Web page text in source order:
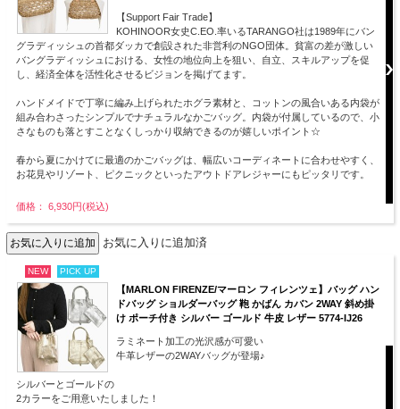
【Support Fair Trade】
KOHINOOR女史C.EO.率いるTARANGO社は1989年にバン
グラディッシュの首都ダッカで創設された非営利のNGO団体。貧富の差が激しい
バングラディッシュにおける、女性の地位向上を狙い、自立、スキルアップを促
し、経済全体を活性化させるビジョンを掲げてます。
ハンドメイドで丁寧に編み上げられたホグラ素材と、コットンの風合いある内袋が
組み合わさったシンプルでナチュラルなかごバッグ。内袋が付属しているので、小
さなものも落とすことなくしっかり収納できるのが嬉しいポイント☆
春から夏にかけてに最適のかごバッグは、幅広いコーディネートに合わせやすく、
お花見やリゾート、ピクニックといったアウトドアレジャーにもピッタリです。
価格： 6,930円(税込)
お気に入りに追加済
NEW PICK UP
【MARLON FIRENZE/マーロン フィレンツェ】バッグ ハン
ドバッグ ショルダーバッグ 鞄 かばん カバン 2WAY 斜め掛
け ポーチ付き シルバー ゴールド 牛皮 レザー 5774-IJ26
ラミネート加工の光沢感が可愛い
牛革レザーの2WAYバッグが登場♪
シルバーとゴールドの
2カラーをご用意いたしました！